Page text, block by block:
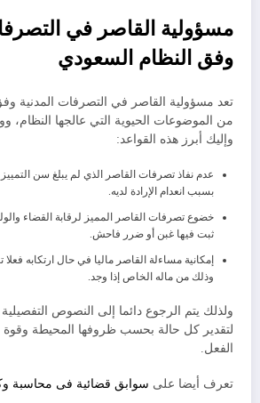
​مسؤولية القاصر في
وفق النظام السعودي
​تعد مسؤولية القاصر في التصرفات المدنية
من الموضوعات الحيوية التي عالجها النظام،
وإليك أبرز هذه القواعد:
​عدم نفاذ تصرفات القاصر الذي لم يبلغ سن
بسبب انعدام الإرادة لديه.
​خضوع تصرفات القاصر المميز لرقابة القضاء
ثبت فيها غبن أو ضرر فاحش.
​إمكانية مساءلة القاصر ماليا في حال ارتكابه
وذلك من ماله الخاص إذا وجد.
ولذلك يتم الرجوع دائما إلى النصوص
لتقدير كل حالة بحسب ظروفها المحيطة
الفعل.
تعرف أيضا على سوابق قضائية فى محاسبة